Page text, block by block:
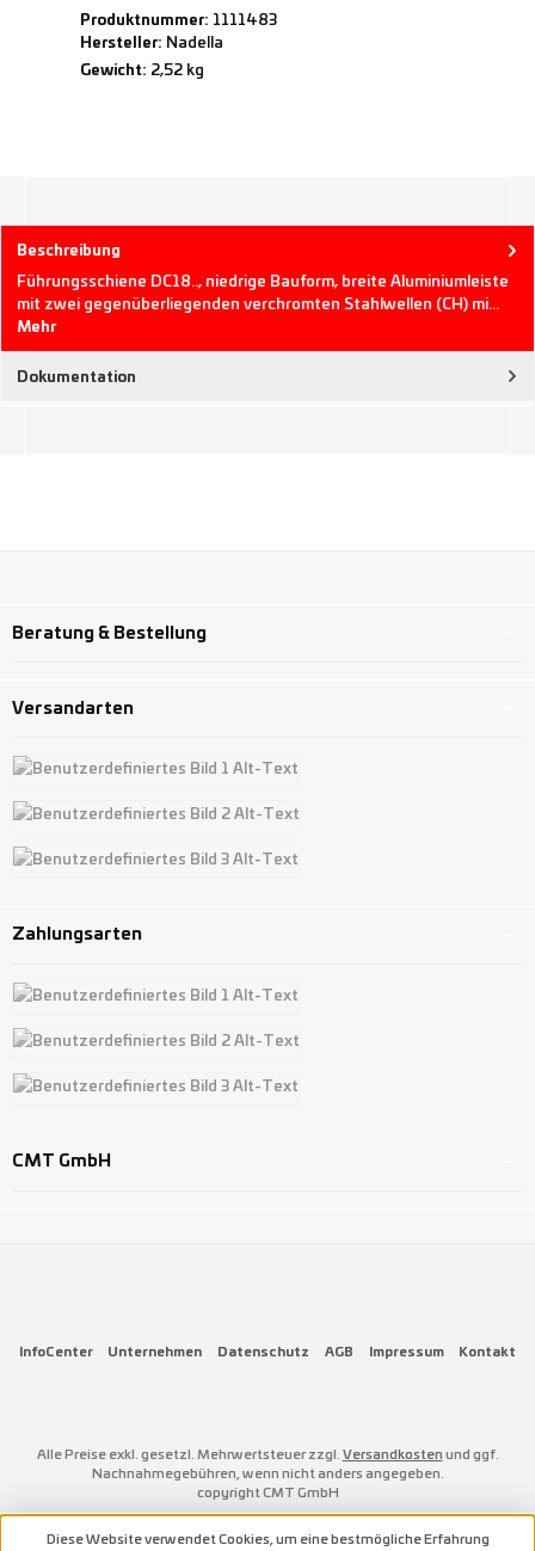
Produktnummer: 1111483
Hersteller: Nadella
Gewicht: 2,52 kg
Beschreibung
Führungsschiene DC18.., niedrige Bauform, breite Aluminiumleiste
mit zwei gegenüberliegenden verchromten Stahlwellen (CH) mi…
Mehr
Dokumentation
Beratung & Bestellung
Versandarten
Benutzerdefiniertes Bild 1
Benutzerdefiniertes Bild 2
Zahlungsarten
Benutzerdefiniertes Bild 1
Benutzerdefiniertes Bild 2
CMT GmbH
InfoCenter Unternehmen Datenschutz AGB Impressum Kontakt
Alle Preise exkl. gesetzl. Mehrwertsteuer zzgl. Versandkostenund ggf.
Nachnahmegebühren, wenn nicht anders angegeben.
copyright CMT GmbH
Diese Website verwendet Cookies, um eine bestmögliche Erfahrung